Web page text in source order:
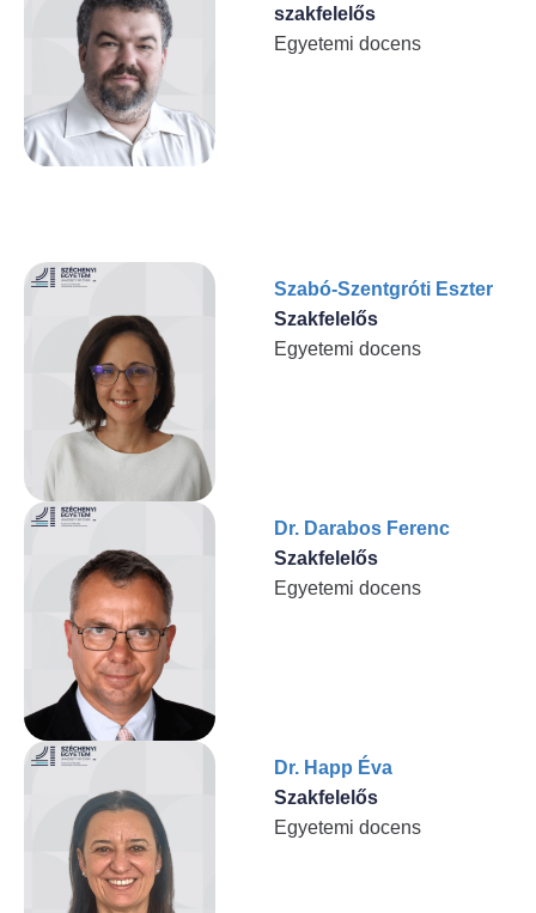
szakfelelős
Egyetemi docens
Szabó-Szentgróti Eszter
Szakfelelős
Egyetemi docens
Dr. Darabos Ferenc
Szakfelelős
Egyetemi docens
Dr. Happ Éva
Szakfelelős
Egyetemi docens